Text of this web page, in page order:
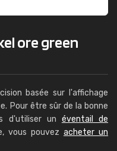
ore green
basée sur l'affichage
Pour être sûr de la bonne
d'utiliser un éventail de
vous pouvez acheter un